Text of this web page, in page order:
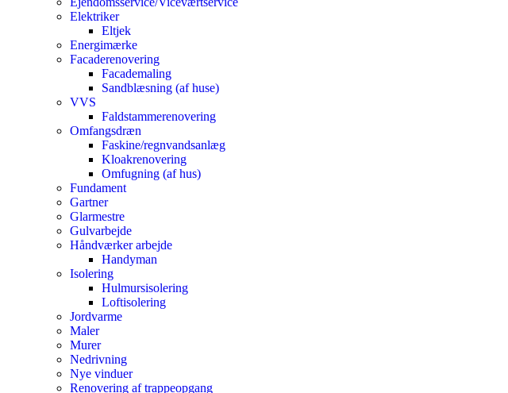
Elektriker
Eltjek
Energimærke
Facaderenovering
Facademaling
Sandblæsning (af huse)
VVS
Faldstammerenovering
Omfangsdræn
Faskine/regnvandsanlæg
Kloakrenovering
Omfugning (af hus)
Fundament
Gartner
Glarmestre
Gulvarbejde
Håndværker arbejde
Handyman
Isolering
Hulmursisolering
Loftisolering
Jordvarme
Maler
Murer
Nedrivning
Nye vinduer
Renovering af trappeopgang